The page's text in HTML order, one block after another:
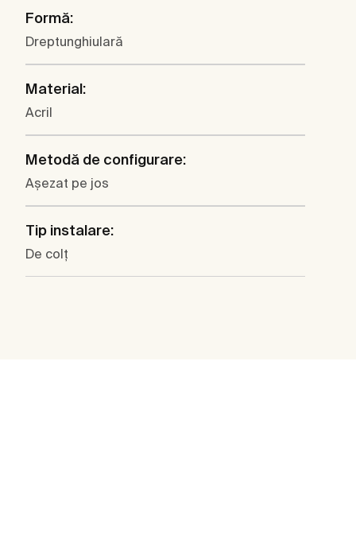
Formă:
Dreptunghiulară
Material:
Acril
Metodă de configurare:
Aşezat pe jos
Tip instalare:
De colţ